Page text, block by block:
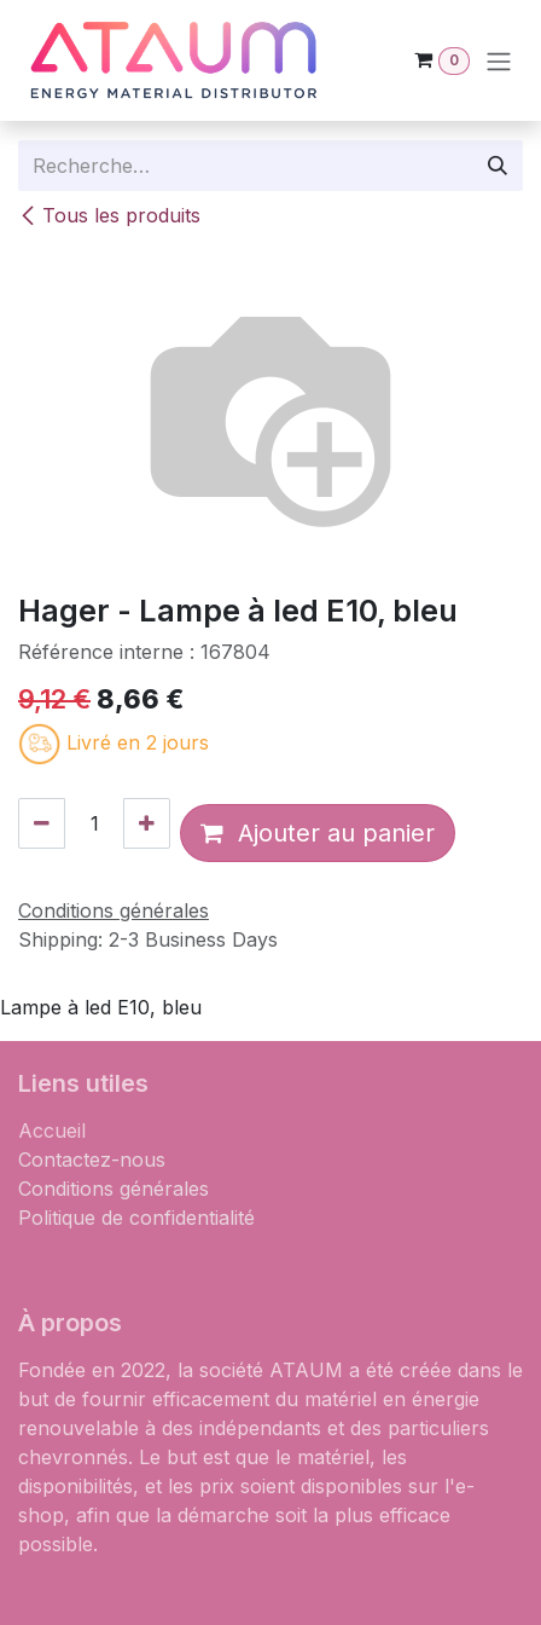
0
Tous les produits
Hager - Lampe à led E10, bleu
Référence interne : 167804
9,12€ 8,66 €
Livré en 2 jours
Ajouter au panier
Conditions générales
Shipping: 2-3 Business Days
Lampe à led E10, bleu
Liens utiles
Accueil
Contactez-nous
Conditions générales
Politique de confidentialité
À propos
Fondée en 2022, la société ATAUM a été créée dans le
but de fournir efficacement du matériel en énergie
renouvelable à des indépendants et des particuliers
chevronnés. Le but est que le matériel, les
disponibilités, et les prix soient disponibles sur l'e-
shop, afin que la démarche soit la plus efficace
possible.